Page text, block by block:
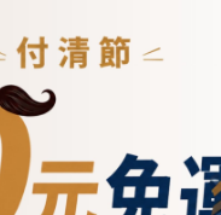
卡夾真皮時尚